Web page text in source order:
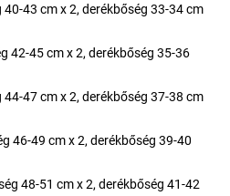
43 cm x 2, derékbőség 33-34 cm
42-45 cm x 2, derékbőség 35-36
47 cm x 2, derékbőség 37-38 cm
46-49 cm x 2, derékbőség 39-40
48-51 cm x 2, derékbőség 41-42